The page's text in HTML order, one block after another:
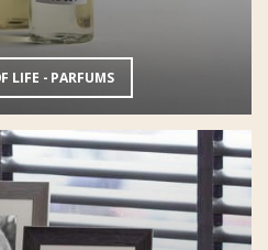
LIFE - PARFUMS